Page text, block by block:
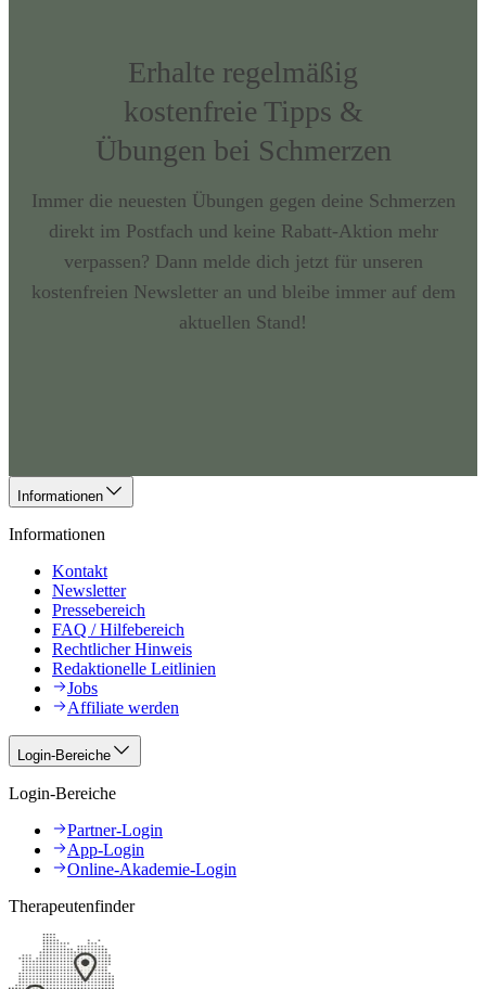
Erhalte regelmäßig
kostenfreie Tipps &
Übungen bei Schmerzen
Immer die neuesten Übungen gegen deine Schmerzen
direkt im Postfach und keine Rabatt-Aktion mehr
verpassen? Dann melde dich jetzt für unseren
kostenfreien Newsletter an und bleibe immer auf dem
aktuellen Stand!
Informationen
Informationen
Kontakt
Newsletter
Pressebereich
FAQ / Hilfebereich
Rechtlicher Hinweis
Redaktionelle Leitlinien
Jobs
Affiliate werden
Login-Bereiche
Login-Bereiche
Partner-Login
App-Login
Online-Akademie-Login
Therapeutenfinder